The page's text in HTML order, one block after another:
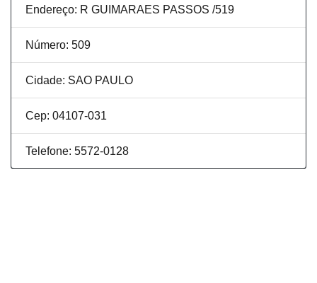
Endereço: R GUIMARAES PASSOS /519
Número: 509
Cidade: SAO PAULO
Cep: 04107-031
Telefone: 5572-0128